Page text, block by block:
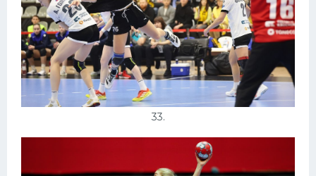
33.